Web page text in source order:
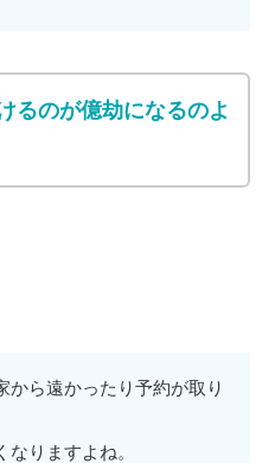
るのが億劫になるのよ
から遠かったり予約が取り
りますよね。